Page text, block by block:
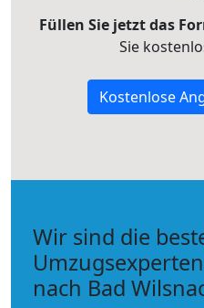
Füllen Sie jetzt das
Sie
Kostenlose
Wir sind die
nach Bad